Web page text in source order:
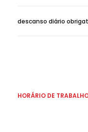
descanso diário
HORÁRIO DE